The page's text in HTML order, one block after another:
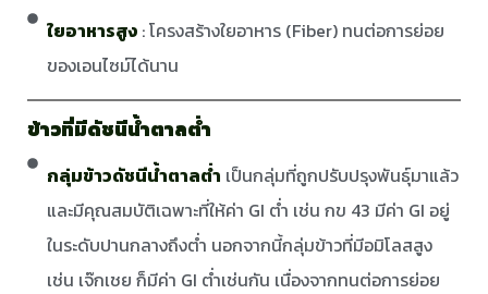
ใยอาหารสูง : โครงสร้างใยอาหาร (Fiber) ทนต่อการย่อย
ของเอนไซม์ได้นาน
ข้าวที่มีดัชนีน้ำตาลต่ำ
กลุ่มข้าวดัชนีน้ำตาลต่ำ เป็นกลุ่มที่ถูกปรับปรุงพันธุ์มาแล้ว
และมีคุณสมบัติเฉพาะที่ให้ค่า GI ต่ำ เช่น กข 43 มีค่า GI อยู่
ในระดับปานกลางถึงต่ำ นอกจากนี้กลุ่มข้าวที่มีอมิโลสสูง
เช่น เจ๊กเชย ก็มีค่า GI ต่ำเช่นกัน เนื่องจากทนต่อการย่อย